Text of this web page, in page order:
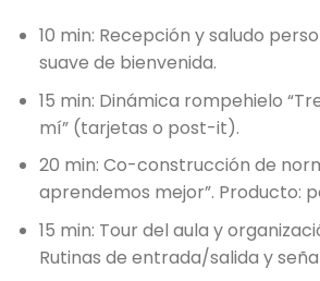
10 min: Recepción y saludo
suave de bienvenida.
15 min: Dinámica rompehielo
mí” (tarjetas o post-it).
20 min: Co-construcción de
aprendemos mejor”. Producto:
15 min: Tour del aula y
Rutinas de entrada/salida y